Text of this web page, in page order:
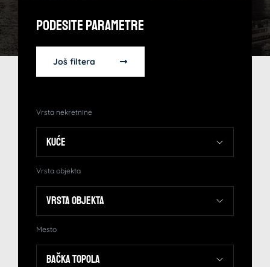
Podesite Parametre
Još filtera
Vrsta nekretnine
Vrsta objekta
Mesto